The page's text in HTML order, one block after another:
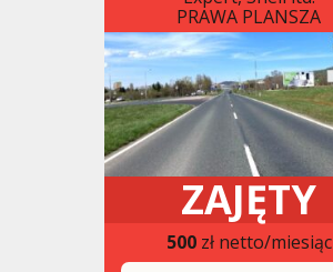
PRAWA PLANSZA
ZAJĘTY
500zł netto/miesiąc